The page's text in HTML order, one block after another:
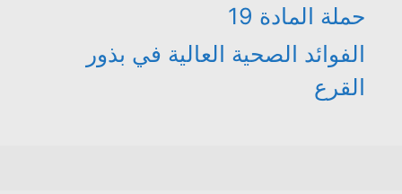
حملة المادة 19
الفوائد الصحية العالية في بذور
القرع